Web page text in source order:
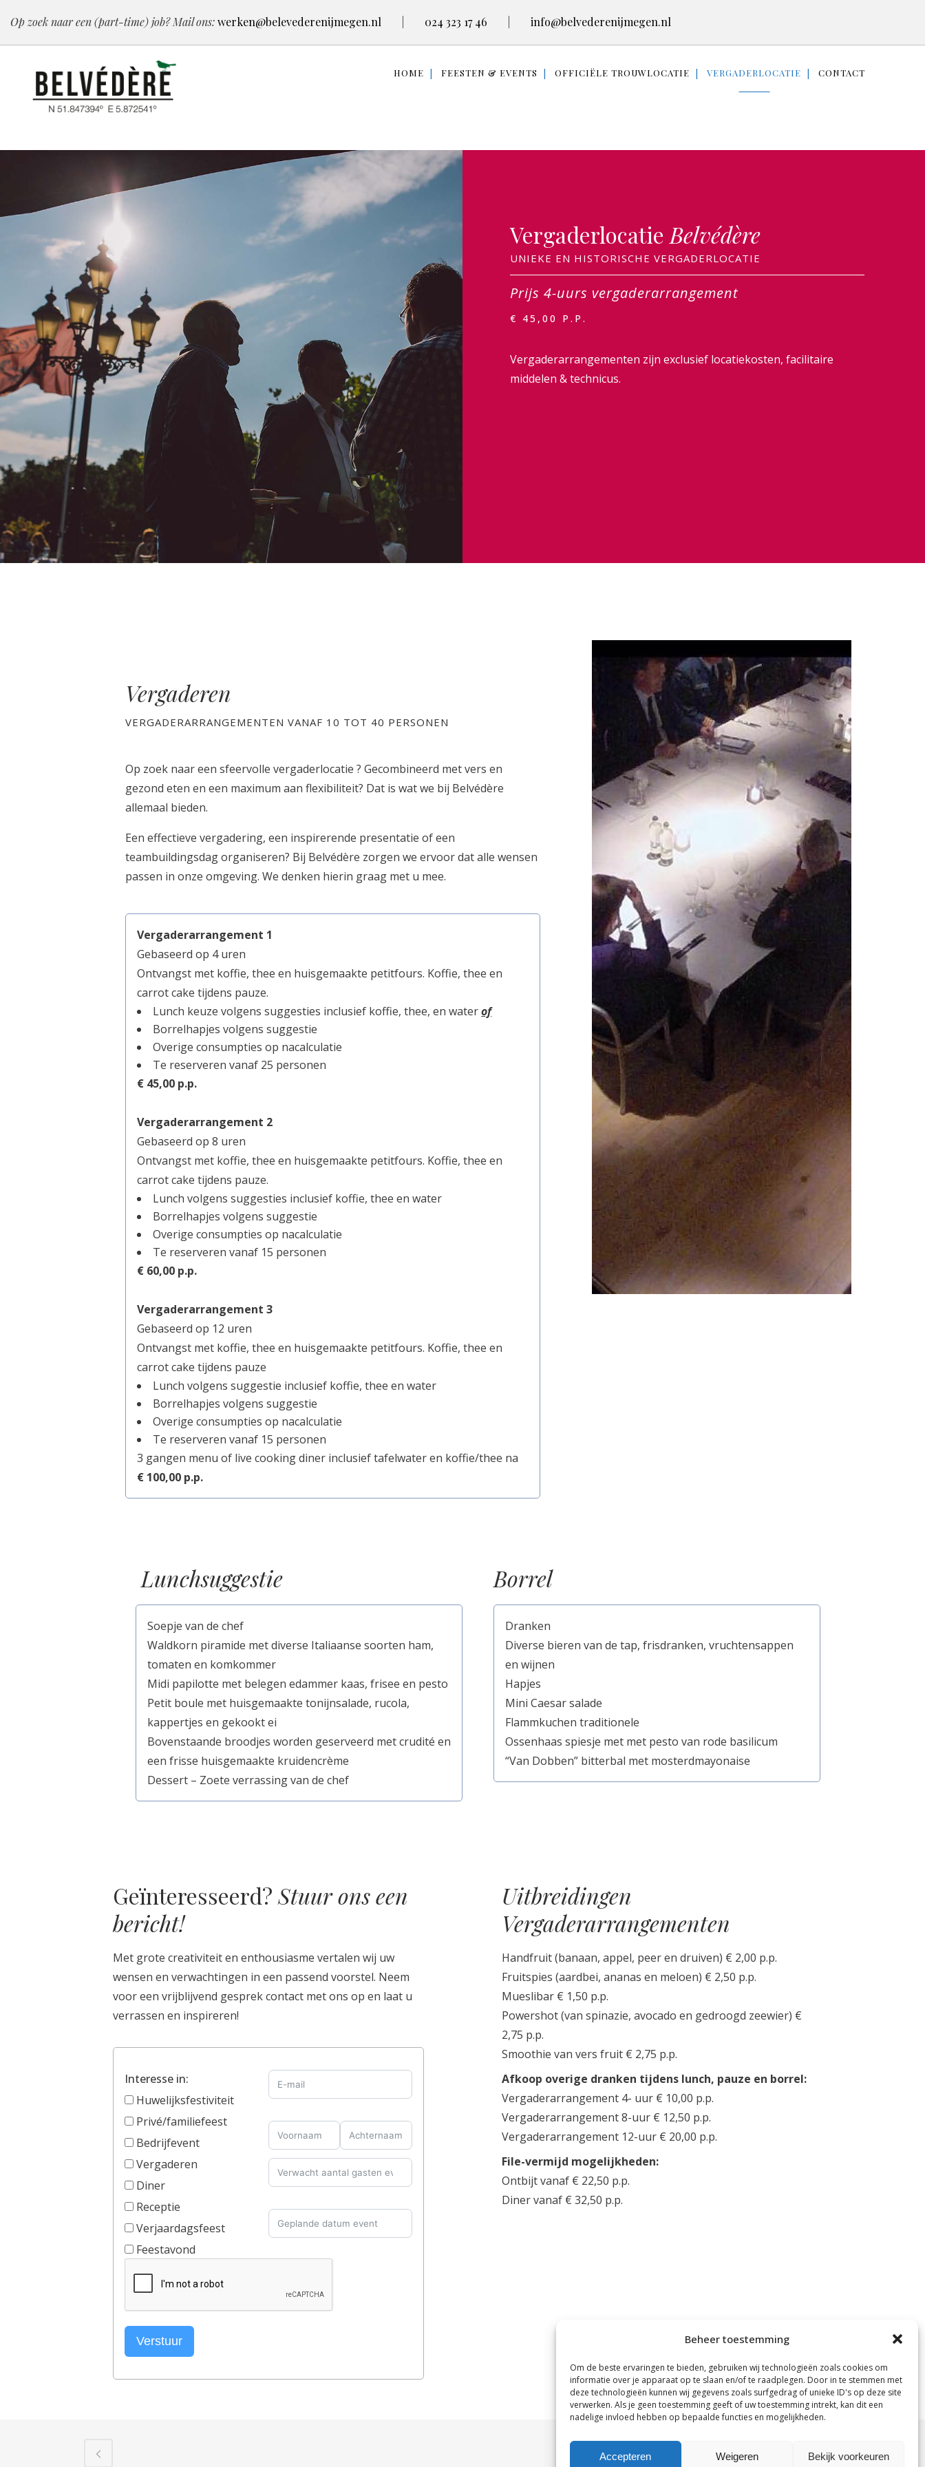
Beheer toestemming
Om de beste ervaringen te bieden, gebruiken wij technologieën zoals cookies om
informatie over je apparaat op te slaan en/of te raadplegen. Door in te stemmen met
deze technologieën kunnen wij gegevens zoals surfgedrag of unieke ID's op deze site
verwerken. Als je geen toestemming geeft of uw toestemming intrekt, kan dit een
nadelige invloed hebben op bepaalde functies en mogelijkheden.
Accepteren Weigeren Bekijk voorkeuren
Op zoek naar een (part-time) job? Mail ons:werken@belevederenijmegen.nl 024 323 17 46 info@belvederenijmegen.nl
HOME FEESTEN & EVENTS OFFICIËLE TROUWLOCATIE VERGADERLOCATIE CONTACT
Vergaderlocatie Belvédère
UNIEKE EN HISTORISCHE VERGADERLOCATIE
Prijs 4-uurs vergaderarrangement
€ 45,00 P.P.
Vergaderarrangementen zijn exclusief locatiekosten, facilitaire
middelen & technicus.
Vergaderen
VERGADERARRANGEMENTEN VANAF 10 TOT 40 PERSONEN
Op zoek naar een sfeervolle vergaderlocatie ? Gecombineerd met vers en
gezond eten en een maximum aan flexibiliteit? Dat is wat we bij Belvédère
allemaal bieden.
Een effectieve vergadering, een inspirerende presentatie of een
teambuildingsdag organiseren? Bij Belvédère zorgen we ervoor dat alle wensen
passen in onze omgeving. We denken hierin graag met u mee.
Vergaderarrangement 1
Gebaseerd op 4 uren
Ontvangst met koffie, thee en huisgemaakte petitfours. Koffie, thee en
carrot cake tijdens pauze.
Lunch keuze volgens suggesties inclusief koffie, thee, en waterof
Borrelhapjes volgens suggestie
Overige consumpties op nacalculatie
Te reserveren vanaf 25 personen
€ 45,00 p.p.
Vergaderarrangement 2
Gebaseerd op 8 uren
Ontvangst met koffie, thee en huisgemaakte petitfours. Koffie, thee en
carrot cake tijdens pauze.
Lunch volgens suggesties inclusief koffie, thee en water
Borrelhapjes volgens suggestie
Overige consumpties op nacalculatie
Te reserveren vanaf 15 personen
€ 60,00 p.p.
Vergaderarrangement 3
Gebaseerd op 12 uren
Ontvangst met koffie, thee en huisgemaakte petitfours. Koffie, thee en
carrot cake tijdens pauze
Lunch volgens suggestie inclusief koffie, thee en water
Borrelhapjes volgens suggestie
Overige consumpties op nacalculatie
Te reserveren vanaf 15 personen
3 gangen menu of live cooking diner inclusief tafelwater en koffie/thee na
€ 100,00 p.p.
Lunchsuggestie
Soepje van de chef
Waldkorn piramide met diverse Italiaanse soorten ham,
tomaten en komkommer
Midi papilotte met belegen edammer kaas, frisee en pesto
Petit boule met huisgemaakte tonijnsalade, rucola,
kappertjes en gekookt ei
Bovenstaande broodjes worden geserveerd met crudité en
een frisse huisgemaakte kruidencrème
Dessert – Zoete verrassing van de chef
Borrel
Dranken
Diverse bieren van de tap, frisdranken, vruchtensappen
en wijnen
Hapjes
Mini Caesar salade
Flammkuchen traditionele
Ossenhaas spiesje met met pesto van rode basilicum
“Van Dobben” bitterbal met mosterdmayonaise
Geïnteresseerd? Stuur ons een
bericht!
Met grote creativiteit en enthousiasme vertalen wij uw
wensen en verwachtingen in een passend voorstel. Neem
voor een vrijblijvend gesprek contact met ons op en laat u
verrassen en inspireren!
Interesse in:
Huwelijksfestiviteit
Privé/familiefeest
Bedrijfevent
Vergaderen
Diner
Receptie
Verjaardagsfeest
Feestavond
Verstuur
Uitbreidingen
Vergaderarrangementen
Handfruit (banaan, appel, peer en druiven) € 2,00 p.p.
Fruitspies (aardbei, ananas en meloen) € 2,50 p.p.
Mueslibar € 1,50 p.p.
Powershot (van spinazie, avocado en gedroogd zeewier) €
2,75 p.p.
Smoothie van vers fruit € 2,75 p.p.
Afkoop overige dranken tijdens lunch, pauze en borrel:
Vergaderarrangement 4- uur € 10,00 p.p.
Vergaderarrangement 8-uur € 12,50 p.p.
Vergaderarrangement 12-uur € 20,00 p.p.
File-vermijd mogelijkheden:
Ontbijt vanaf € 22,50 p.p.
Diner vanaf € 32,50 p.p.